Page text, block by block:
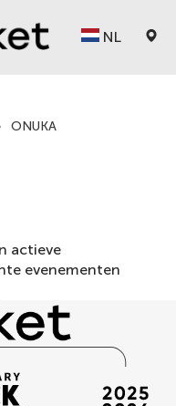
NL
ONUKA
actieve
evenementen